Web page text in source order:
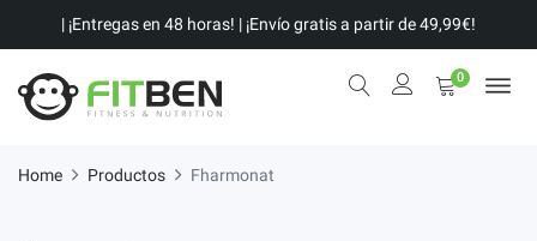
| ¡Entregas en 48 horas! | ¡Envío gratis a partir de 49,99€!
0
Home Productos Fharmonat